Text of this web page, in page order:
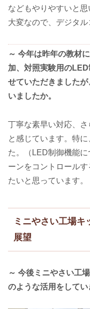
などもやりやすいと
大変なので、デジタル
～ 今年は昨年の教材
加、対照実験用の
せていただきました
いましたか。
丁寧な素早い対応、
と感じています。特
た。（LED制御機能
ーンをコントロール
たいと思っています。
ミニやさい工場キ
展望
～ 今後ミニやさい工
のような活用をしてい